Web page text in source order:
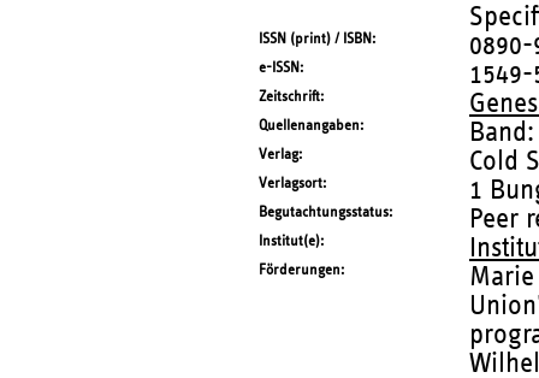
ISSN (print) / ISBN 0890-
e-ISSN 1549-
Zeitschrift
Quellenangaben
Verlag Cold
Verlagsort 1
Begutachtungsstatus Peer
Institut(e)
Förderungen